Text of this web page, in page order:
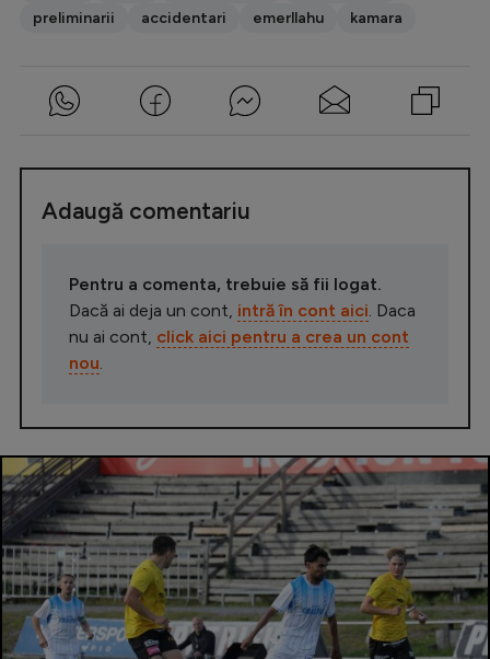
preliminarii
accidentari emerllahu kamara
Adaugă comentariu
Pentru a comenta, trebuie să fii logat.
Dacă ai deja un cont, intră în cont aici . Daca
nu ai cont, click aici pentru a crea un cont
nou